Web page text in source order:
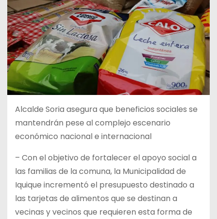
Alcalde Soria asegura que beneficios sociales se
mantendrán pese al complejo escenario
económico nacional e internacional
– Con el objetivo de fortalecer el apoyo social a
las familias de la comuna, la Municipalidad de
Iquique incrementó el presupuesto destinado a
las tarjetas de alimentos que se destinan a
vecinas y vecinos que requieren esta forma de